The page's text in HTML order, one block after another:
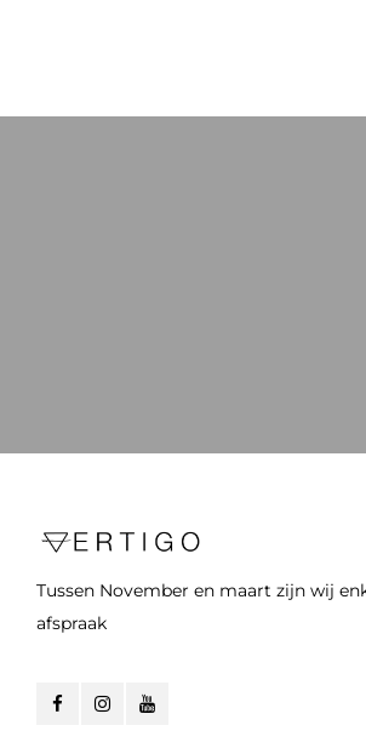
Tussen November en maart zijn wij
afspraak